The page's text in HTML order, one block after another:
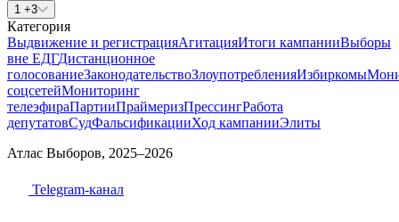
1 +3
Категория
Выдвижение и регистрацияАгитацияИтоги кампанииВыборы
вне ЕДГДистанционное
голосованиеЗаконодательствоЗлоупотребленияИзбиркомы
соцсетейМониторинг
телеэфираПартииПраймеризПрессингРабота
депутатовСудФальсификацииХод кампанииЭлиты
Атлас Выборов, 2025–2026
Telegram-канал